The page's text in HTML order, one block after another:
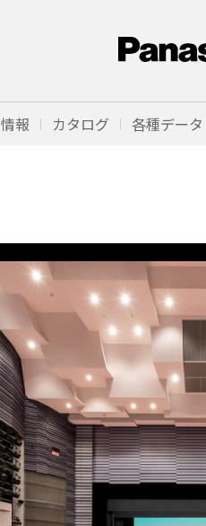
報 カタログ 各種データ